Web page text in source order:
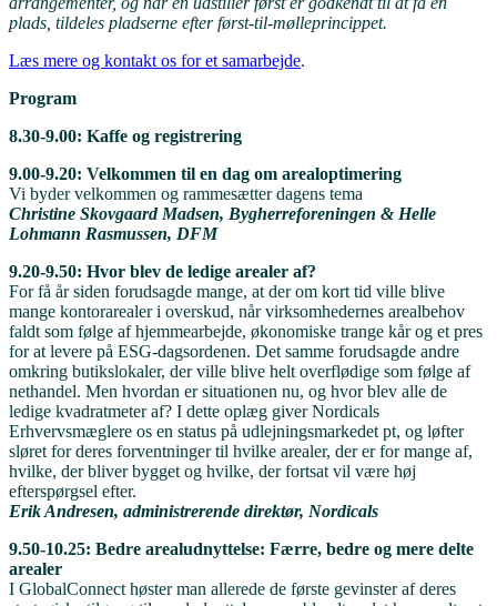
plads, tildeles pladserne efter først-til-mølleprincippet.
Læs mere og kontakt os for et samarbejde.
Program
8.30-9.00: Kaffe og registrering
9.00-9.20: Velkommen til en dag om arealoptimering
Vi byder velkommen og rammesætter dagens tema
Christine Skovgaard Madsen, Bygherreforeningen & Helle
Lohmann Rasmussen, DFM
9.20-9.50: Hvor blev de ledige arealer af?
For få år siden forudsagde mange, at der om kort tid ville blive
mange kontorarealer i overskud, når virksomhedernes arealbehov
faldt som følge af hjemmearbejde, økonomiske trange kår og et pres
for at levere på ESG-dagsordenen. Det samme forudsagde andre
omkring butikslokaler, der ville blive helt overflødige som følge af
nethandel. Men hvordan er situationen nu, og hvor blev alle de
ledige kvadratmeter af? I dette oplæg giver Nordicals
Erhvervsmæglere os en status på udlejningsmarkedet pt, og løfter
sløret for deres forventninger til hvilke arealer, der er for mange af,
hvilke, der bliver bygget og hvilke, der fortsat vil være høj
efterspørgsel efter.
Erik Andresen, administrerende direktør, Nordicals
9.50-10.25: Bedre arealudnyttelse: Færre, bedre og mere delte
arealer
I GlobalConnect høster man allerede de første gevinster af deres